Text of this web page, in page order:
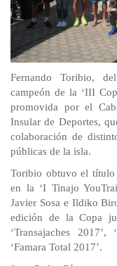
Fernando Toribio,
campeón de la ‘III
promovida por el
Insular de Deportes,
colaboración de
públicas de la isla.
Toribio obtuvo el título
en la ‘I Tinajo
Javier Sosa e Ildiko
edición de la Copa
‘Transajaches
‘Famara Total 2017’.